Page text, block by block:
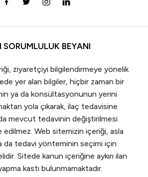
SORUMLULUK BEYANI
ziyaretçiyi bilgilendirmeye yönelik
yer alan bilgiler, hiçbir zaman bir
ya da konsültasyonunun yerini
yola çıkarak, ilaç tedavisine
mevcut tedavinin değiştirilmesi
Web sitemizin içeriği, asla
da tedavi yönteminin seçimi için
Sitede kanun içeriğine aykırı ilan
kastı bulunmamaktadır.